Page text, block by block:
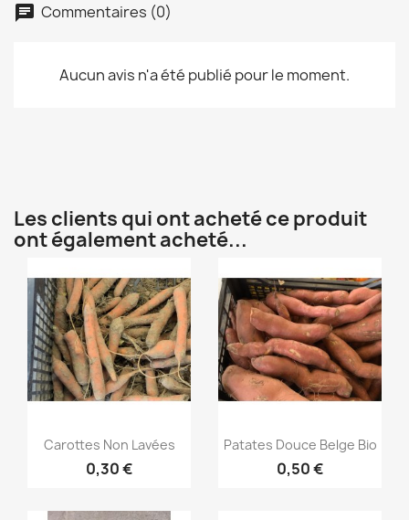
Commentaires (0)
Aucun avis n'a été publié pour le moment.
Les clients qui ont acheté ce produit
ont également acheté...
Aperçu rapide
Carottes Non Lavées
0,30 €
Aperçu rapide
Patates Douce Belge Bio
0,50 €